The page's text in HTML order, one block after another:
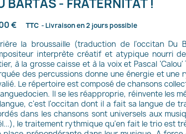
BARTAS - FRATERNITAT !
€ TTC Livraison en 2 jours possible
la broussaille (traduction de l'occitan Du
interprète créatif et atypique nourri
à la grosse caisse et à la voix et Pascal
des percussions donne une énergie et une
Le répertoire est composé de chansons
Il se les réapproprie, réinvente les
c'est l'occitan dont il a fait sa langue de
dans les chansons sont universels aux
le traitement rythmique qu'en fait le trio est